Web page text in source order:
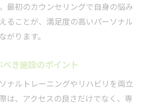
最初のカウンセリングで自身の悩み
ることが、満足度の高いパーソナル
がります。
き施設のポイント
ナルトレーニングやリハビリを両立
は、アクセスの良さだけでなく、専